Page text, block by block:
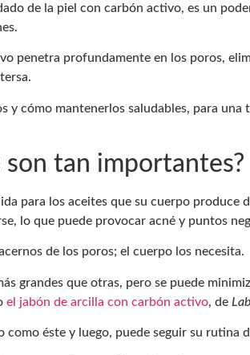
de la piel con carbón activo, es un
penetra profundamente en los poros,
y cómo mantenerlos saludables, para una
son tan importantes?
para los aceites que su cuerpo
lo que puede provocar acné y puntos
de los poros; el cuerpo los necesita.
grandes que otras, pero se puede
el jabón de arcilla con carbón activo, de
como éste y luego, puede seguir su